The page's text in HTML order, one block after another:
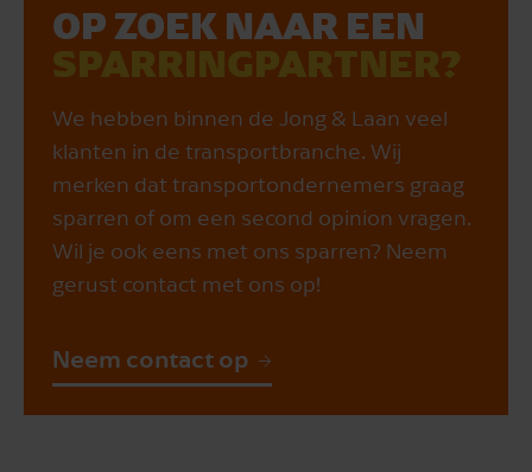
OP ZOEK NAAR EEN
SPARRINGPARTNER?
We hebben binnen de Jong & Laan veel
klanten in de transportbranche. Wij
merken dat transportondernemers graag
sparren of om een second opinion vragen.
Wil je ook eens met ons sparren? Neem
gerust contact met ons op!
Neem contact op